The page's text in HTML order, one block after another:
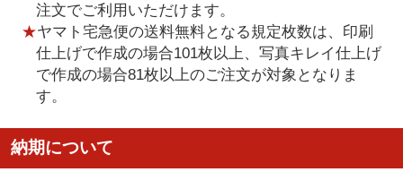
注文でご利用いただけます。
★ヤマト宅急便の送料無料となる規定枚数は、印刷
仕上げで作成の場合101枚以上、写真キレイ仕上げ
で作成の場合81枚以上のご注文が対象となりま
す。
納期について